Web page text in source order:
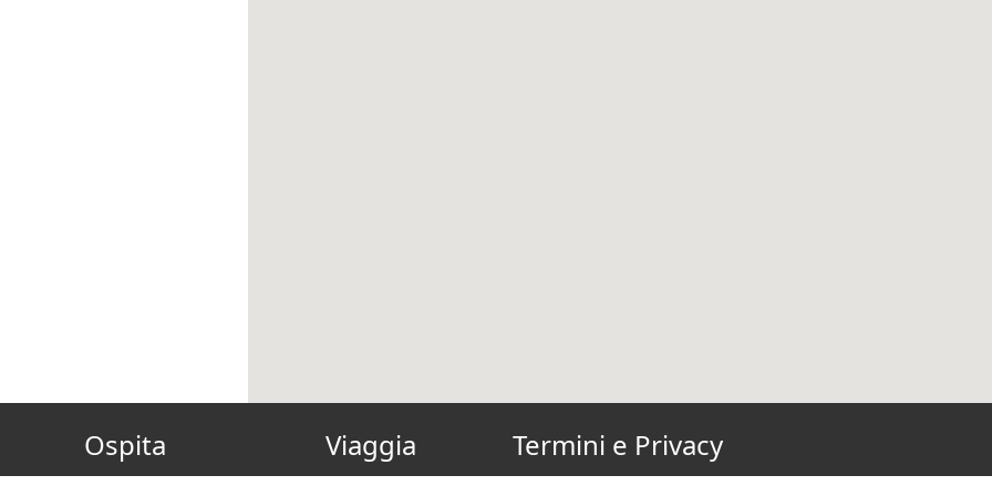
Ospita
Diventa Host
Viaggia
Gift Card
Termini e Privacy
Condizioni di Utilizzo